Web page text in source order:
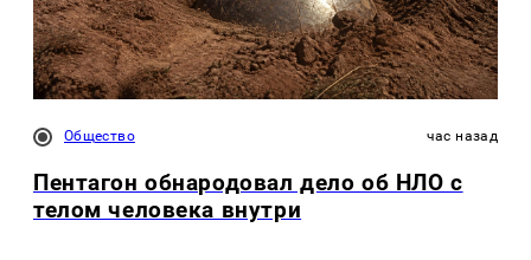
Общество час назад
Пентагон обнародовал дело об НЛО с
телом человека внутри